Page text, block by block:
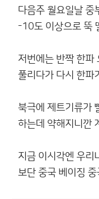
다음주 월요일날 중
-10도 이상으로 뚝
저번에는 반짝 한파
풀리다가 다시 한파
북극에 제트기류가
하는데 약해지니깐
지금 이시각엔 우리
보단 중국 베이징